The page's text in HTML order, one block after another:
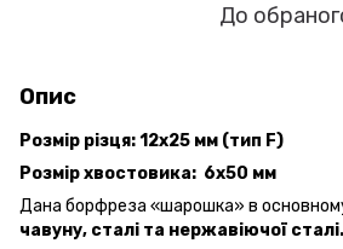
До
Опис
Розмір різця: 12х25 мм (тип F)
Розмір хвостовика: 6х50 мм
Дана борфреза «шарошка» в
чавуну, сталі та нержавіючої сталі.